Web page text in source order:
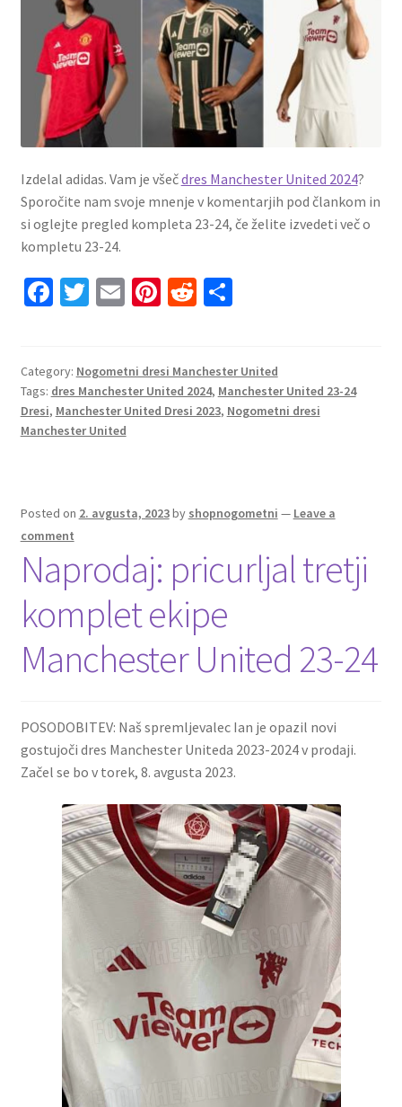
Izdelal adidas. Vam je všečdres Manchester United 2024?
Sporočite nam svoje mnenje v komentarjih pod člankom in
si oglejte pregled kompleta 23-24, če želite izvedeti več o
kompletu 23-24.
Fa
o
o
k
T
er
E
l
Pi
es
t
R
di
t
S
e
Category: Nogometni dresi Manchester United
Tags: dres Manchester United 2024, Manchester United 23-24
Dresi, Manchester United Dresi 2023, Nogometni dresi
Manchester United
Posted on 2. avgusta, 2023by shopnogometni — Leave a
comment
Naprodaj: pricurljal tretji
komplet ekipe
Manchester United 23-24
POSODOBITEV: Naš spremljevalec Ian je opazil novi
gostujoči dres Manchester Uniteda 2023-2024 v prodaji.
Začel se bo v torek, 8. avgusta 2023.